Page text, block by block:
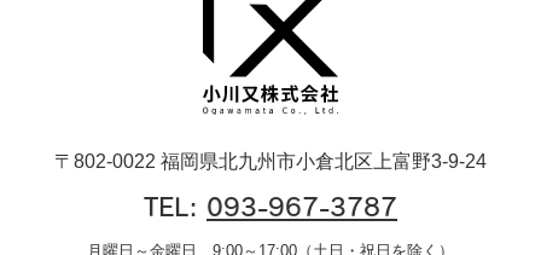
〒802-0022 福岡県北九州市小倉北区上富野3-9-24
TEL: 093-967-3787
月曜日～金曜日 9:00～17:00（土日・祝日を除く）